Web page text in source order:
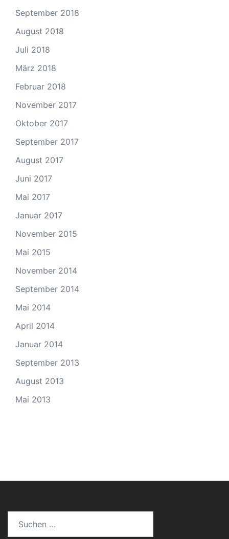
September 2018
August 2018
Juli 2018
März 2018
Februar 2018
November 2017
Oktober 2017
September 2017
August 2017
Juni 2017
Mai 2017
Januar 2017
November 2015
Mai 2015
November 2014
September 2014
Mai 2014
April 2014
Januar 2014
September 2013
August 2013
Mai 2013